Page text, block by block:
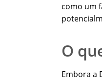
como um
O
Embora a